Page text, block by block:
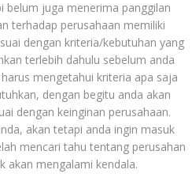
belum juga menerima panggilan
terhadap perusahaan memiliki
dengan kriteria/kebutuhan yang
terlebih dahulu sebelum anda
mengetahui kriteria apa saja
dengan begitu anda akan
dengan keinginan perusahaan.
akan tetapi anda ingin masuk
mencari tahu tentang perusahan
akan mengalami kendala.